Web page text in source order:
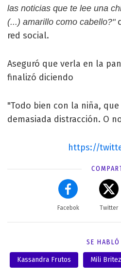
las noticias que te lee una
(...) amarillo como cabello?"
red social.
Aseguró que verla en la
finalizó diciendo
"Todo bien con la niña,
demasiada distracción. O
https://
Facebok Twitter
SE HABLÓ
Kassandra Frutos Mili Britez